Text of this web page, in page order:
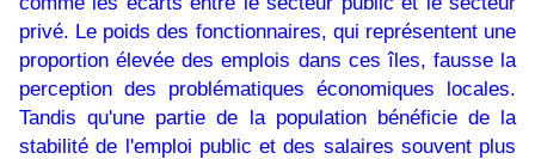
privé. Le poids des fonctionnaires, qui représentent une
proportion élevée des emplois dans ces îles, fausse la
perception des problématiques économiques locales.
Tandis qu'une partie de la population bénéficie de la
stabilité de l'emploi public et des salaires souvent plus